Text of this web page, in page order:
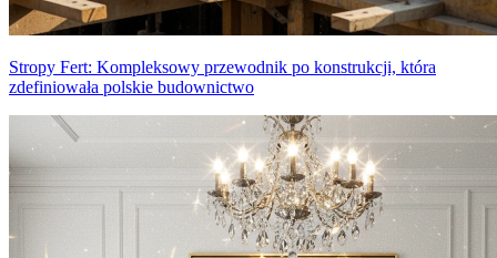
Stropy Fert: Kompleksowy przewodnik po konstrukcji, która
zdefiniowała polskie budownictwo